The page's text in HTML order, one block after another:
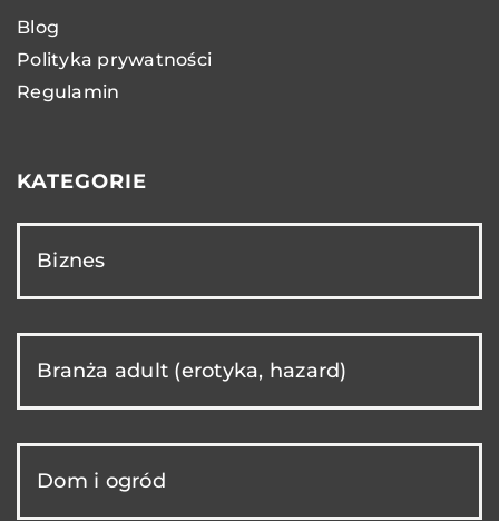
Blog
Polityka prywatności
Regulamin
KATEGORIE
Biznes
Branża adult (erotyka, hazard)
Dom i ogród